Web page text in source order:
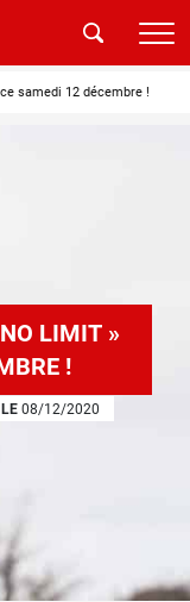
samedi 12 décembre !
LIMIT »
!
08/12/2020